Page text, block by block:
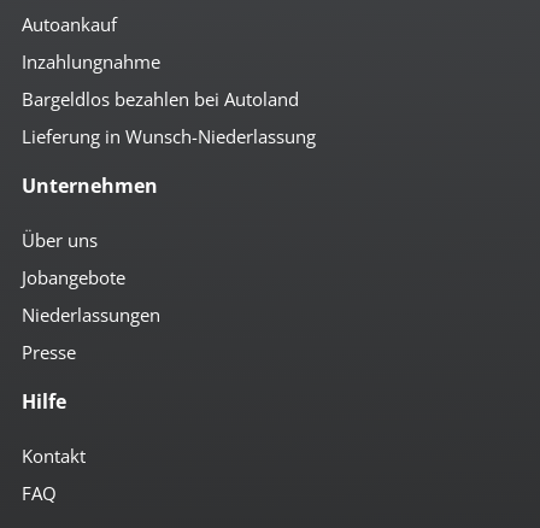
Autoankauf
Inzahlungnahme
Bargeldlos bezahlen bei Autoland
Lieferung in Wunsch-Niederlassung
Unternehmen
Über uns
Jobangebote
Niederlassungen
Presse
Hilfe
Kontakt
FAQ